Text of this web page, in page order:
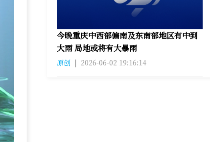
今晚重庆中西部偏南及东南部地区有中到
大雨 局地或将有大暴雨
原创 | 2026-06-02 19:16:14